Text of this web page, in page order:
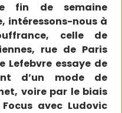
fin de semaine
intéressons-nous à
celle de
rue de Paris
Lefebvre essaye de
d’un mode de
voire par le biais
avec Ludovic